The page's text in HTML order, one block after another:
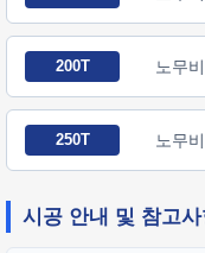
200T 노무
250T 노무
시공 안내 및 참고